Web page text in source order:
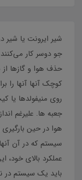
شیر ایرونت یا شیر
جو دوسر کار
حذف هوا و گازها
کوچک آنها آنها را
روی منیفولدها یا
جعبه ها. علیرغم
هوا در حین
سیستم که در آن
عملکرد بالای
باید یک سیستم در